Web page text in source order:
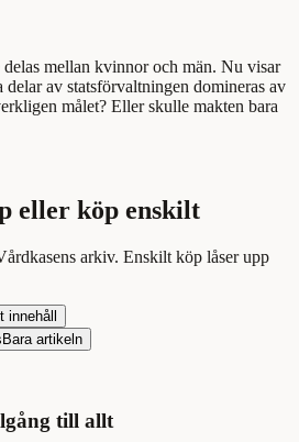
delas mellan kvinnor och män. Nu visar
av statsförvaltningen domineras av
målet? Eller skulle makten bara
eller köp enskilt
arkiv. Enskilt köp låser upp
innehåll
Bara artikeln
till allt